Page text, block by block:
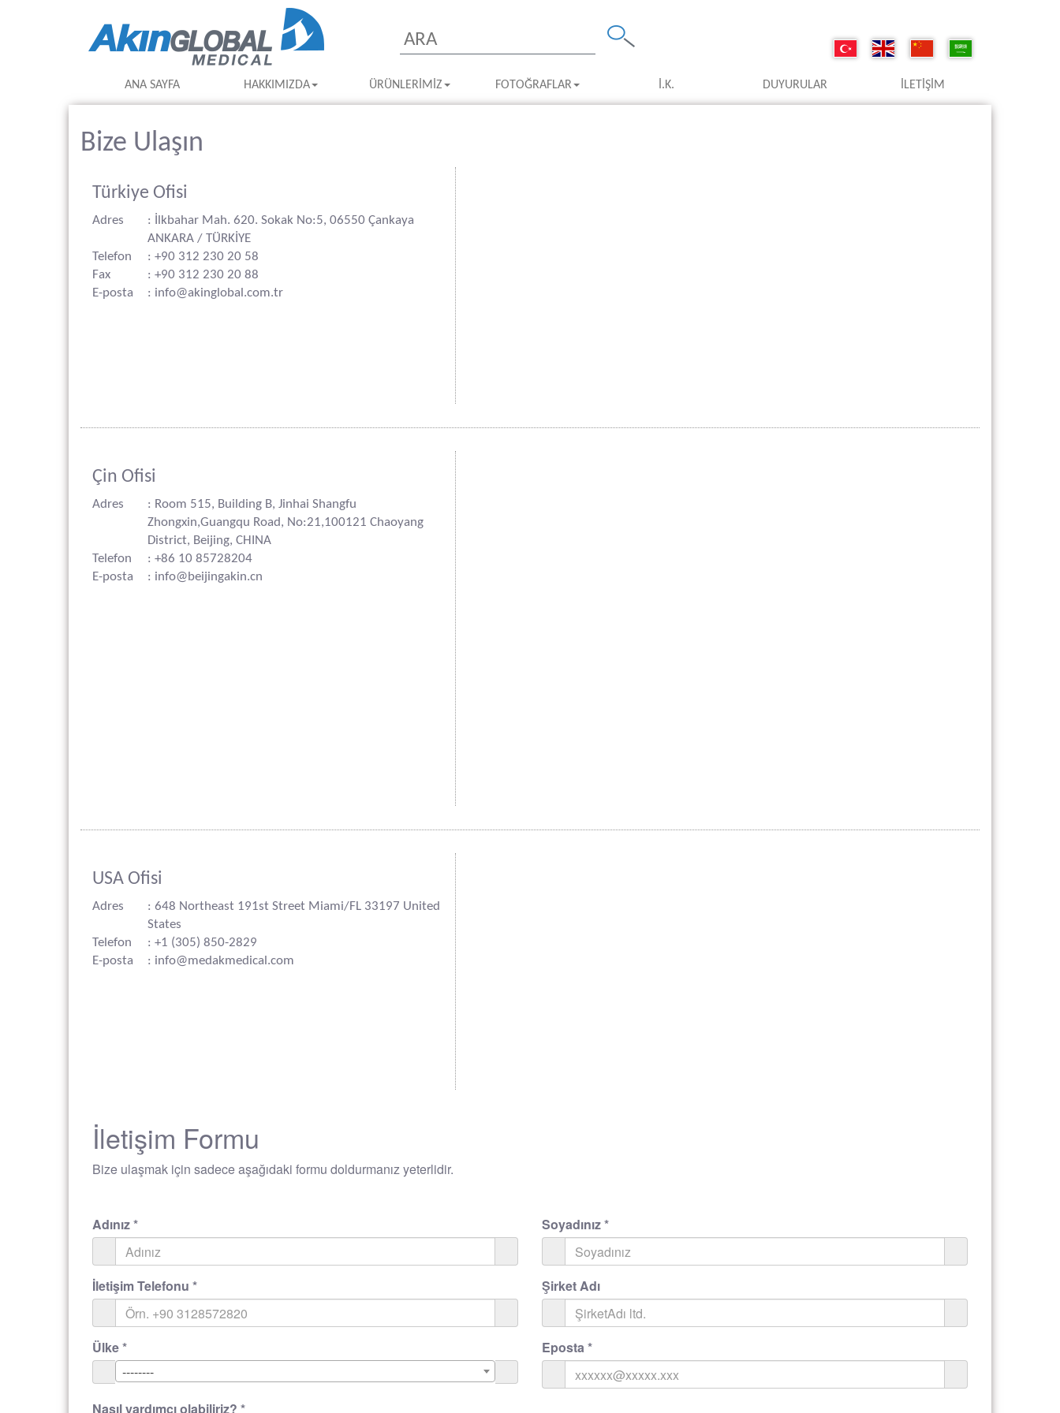
ANA SAYFA HAKKIMIZDA ÜRÜNLERIMIZ FOTOĞRAFLAR İ.K. DUYURULAR İLETIŞIM
Bize Ulaşın
Türkiye Ofisi
Adres
: İlkbahar Mah. 620. Sokak No:5, 06550 Çankaya
ANKARA / TÜRKİYE
Telefon
: +90 312 230 20 58
Fax
: +90 312 230 20 88
E-posta
: info@akinglobal.com.tr
Çin Ofisi
Adres
: Room 515, Building B, Jinhai Shangfu
Zhongxin,Guangqu Road, No:21,100121 Chaoyang
District, Beijing, CHINA
Telefon
: +86 10 85728204
E-posta
: info@beijingakin.cn
USA Ofisi
Adres
: 648 Northeast 191st Street Miami/FL 33197 United
States
Telefon
: +1 (305) 850-2829
E-posta
: info@medakmedical.com
İletişim Formu
Bize ulaşmak için sadece aşağıdaki formu doldurmanız yeterlidir.
Adınız* Soyadınız*
İletişim Telefonu * Şirket Adı
Ülke*
--------
Eposta*
Nasıl yardımcı olabiliriz? *